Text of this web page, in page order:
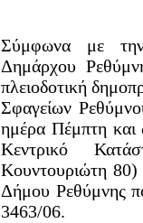
Σύμφωνα με
Δημάρχου
πλειοδοτική
Σφαγείων
ημέρα Πέμπτη
Κεντρικό
Κουντουριώτη 80)
Δήμου Ρεθύμνης
3463/06.